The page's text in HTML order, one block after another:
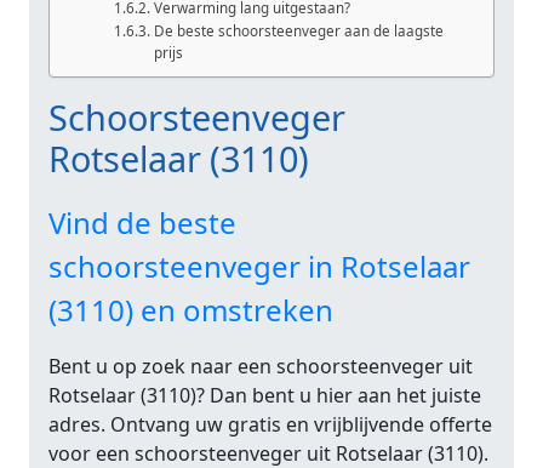
Verwarming lang uitgestaan?
De beste schoorsteenveger aan de laagste
prijs
Schoorsteenveger
Rotselaar (3110)
Vind de beste
schoorsteenveger in Rotselaar
(3110) en omstreken
Bent u op zoek naar een schoorsteenveger uit
Rotselaar (3110)? Dan bent u hier aan het juiste
adres. Ontvang uw gratis en vrijblijvende offerte
voor een schoorsteenveger uit Rotselaar (3110).